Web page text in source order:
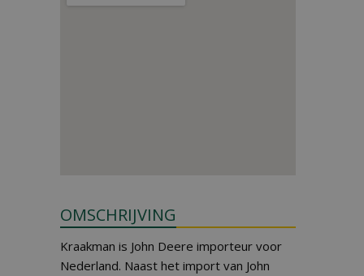
OMSCHRIJVING
Kraakman is John Deere importeur voor
Nederland. Naast het import van John